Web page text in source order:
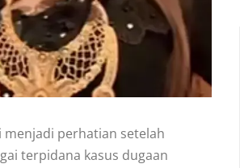
menjadi perhatian setelah
terpidana kasus dugaan